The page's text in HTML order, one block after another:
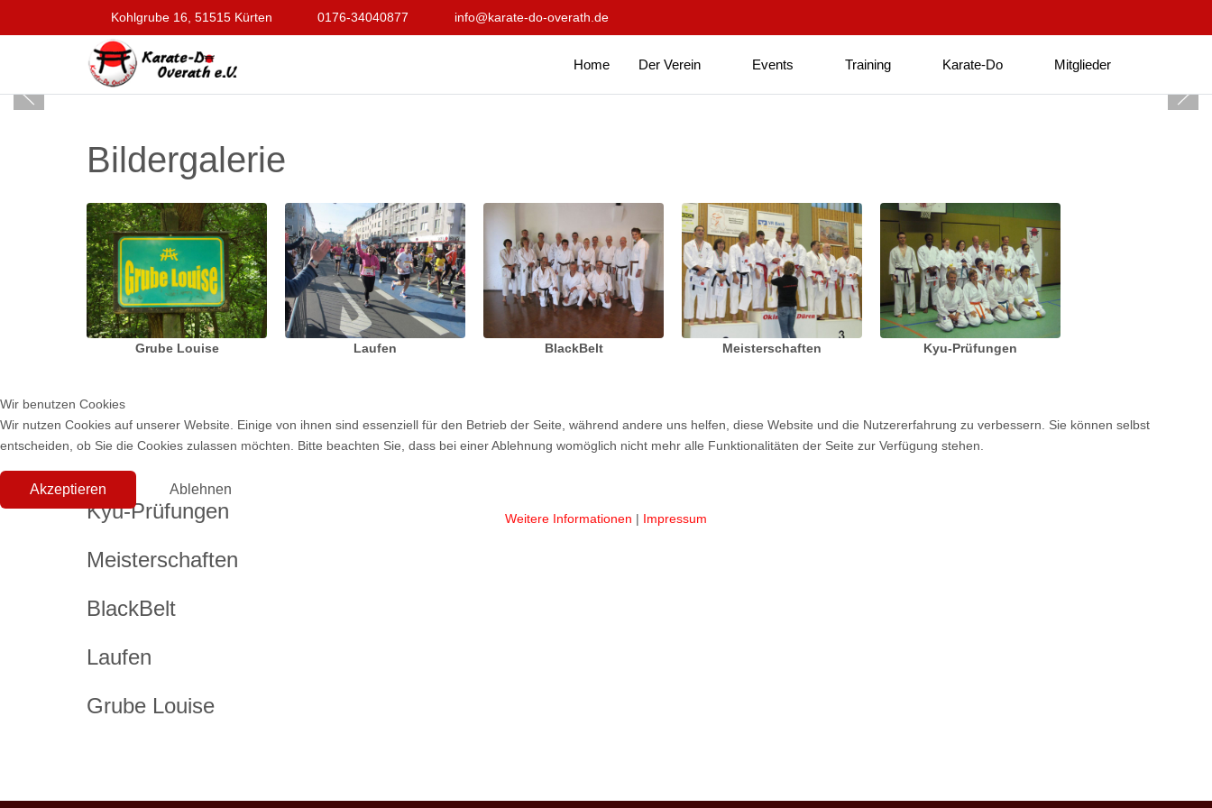
Kohlgrube 16, 51515 Kürten 0176-34040877 info@karate-do-overath.de
Home Der Verein Events Training Karate-Do Mitglieder
Bildergalerie
Grube Louise Laufen BlackBelt Meisterschaften Kyu-Prüfungen
Kyu-Prüfungen
Meisterschaften
BlackBelt
Laufen
Grube Louise
Wir benutzen Cookies
Wir nutzen Cookies auf unserer Website. Einige von ihnen sind essenziell für den Betrieb der Seite, während andere uns helfen, diese Website und die Nutzererfahrung zu verbessern. Sie können selbst
entscheiden, ob Sie die Cookies zulassen möchten. Bitte beachten Sie, dass bei einer Ablehnung womöglich nicht mehr alle Funktionalitäten der Seite zur Verfügung stehen.
Akzeptieren Ablehnen
Weitere Informationen | Impressum